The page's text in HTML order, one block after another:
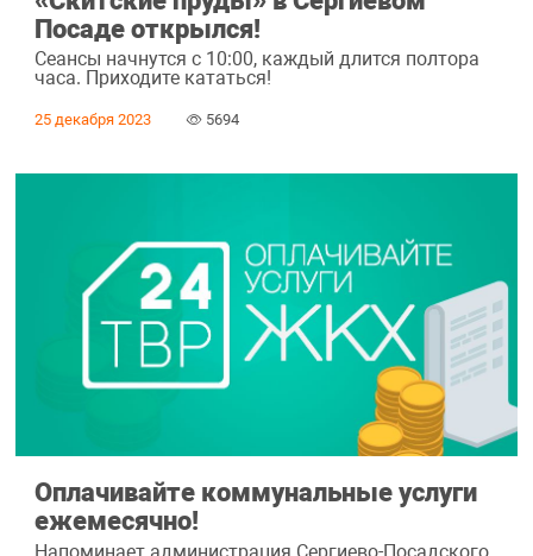
Посаде открылся!
Сеансы начнутся с 10:00, каждый длится полтора
часа. Приходите кататься!
25 декабря 2023 5694
Оплачивайте коммунальные услуги
ежемесячно!
Напоминает администрация Сергиево-Посадского